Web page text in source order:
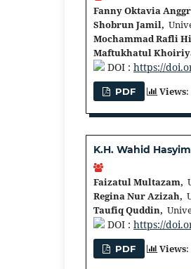
Fanny Oktavia
Shobrun Jamil,
Mochammad Rafli
Maftukhatul
DOI : https://
PDF Views
K.H. Wahid
Faizatul Multazam,
Regina Nur Azizah,
Taufiq Quddin,
DOI : https://
PDF Views